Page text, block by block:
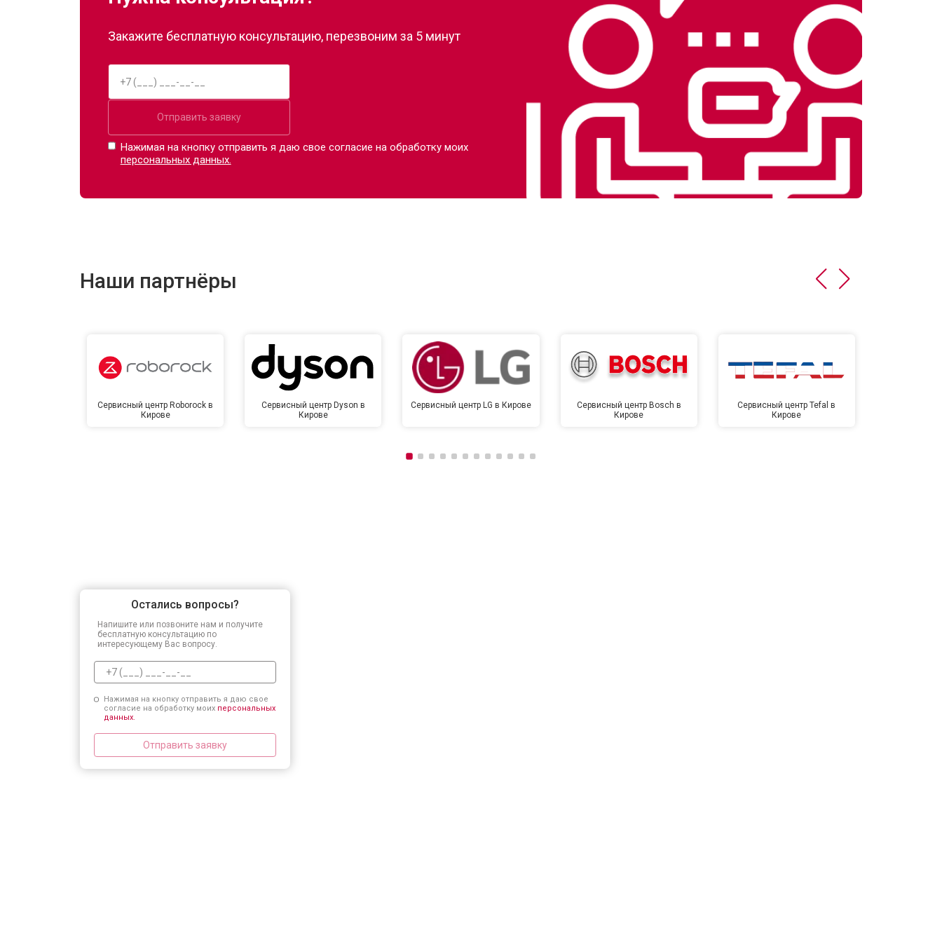
Закажите бесплатную консультацию, перезвоним за 5 минут
Отправить заявку
Нажимая на кнопку отправить я даю свое согласие на обработку моих
персональных данных.
Наши партнёры
Сервисный центр Roborock в
Кирове
Сервисный центр Dyson в
Кирове
Сервисный центр LG в Кирове
Сервисный центр Bosch в
Кирове
Сервисный центр Tefal в
Кирове
Остались вопросы?
Напишите или позвоните нам и получите
бесплатную консультацию по
интересующему Вас вопросу.
Нажимая на кнопку отправить я даю свое
согласие на обработку моих персональных
данных.
Отправить заявку